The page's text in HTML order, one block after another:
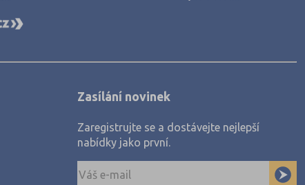
Zasílání novinek
Zaregistrujte se a dostávejte nejlepší
nabídky jako první.